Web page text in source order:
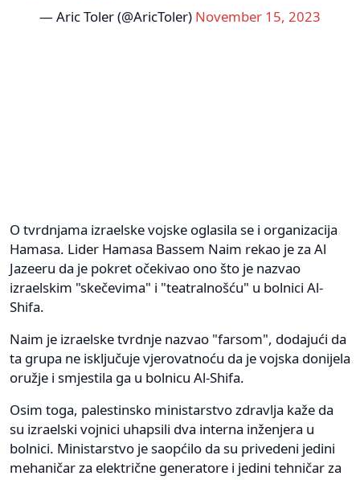
— Aric Toler (@AricToler) November 15, 2023
O tvrdnjama izraelske vojske oglasila se i organizacija
Hamasa. Lider Hamasa Bassem Naim rekao je za Al
Jazeeru da je pokret očekivao ono što je nazvao
izraelskim "skečevima" i "teatralnošću" u bolnici Al-
Shifa.
Naim je izraelske tvrdnje nazvao "farsom", dodajući da
ta grupa ne isključuje vjerovatnoću da je vojska donijela
oružje i smjestila ga u bolnicu Al-Shifa.
Osim toga, palestinsko ministarstvo zdravlja kaže da
su izraelski vojnici uhapsili dva interna inženjera u
bolnici. Ministarstvo je saopćilo da su privedeni jedini
mehaničar za električne generatore i jedini tehničar za